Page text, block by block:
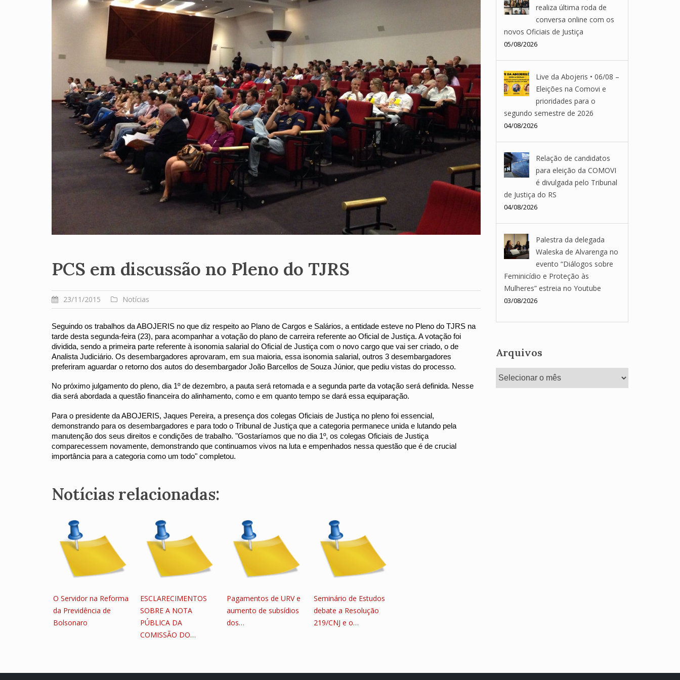
PCS em discussão no Pleno do TJRS
23/11/2015 Notícias
Seguindo os trabalhos da ABOJERIS no que diz respeito ao Plano de Cargos e Salários, a entidade esteve no Pleno do TJRS na
tarde desta segunda-feira (23), para acompanhar a votação do plano de carreira referente ao Oficial de Justiça. A votação foi
dividida, sendo a primeira parte referente à isonomia salarial do Oficial de Justiça com o novo cargo que vai ser criado, o de
Analista Judiciário. Os desembargadores aprovaram, em sua maioria, essa isonomia salarial, outros 3 desembargadores
preferiram aguardar o retorno dos autos do desembargador João Barcellos de Souza Júnior, que pediu vistas do processo.
No próximo julgamento do pleno, dia 1º de dezembro, a pauta será retomada e a segunda parte da votação será definida. Nesse
dia será abordada a questão financeira do alinhamento, como e em quanto tempo se dará essa equiparação.
Para o presidente da ABOJERIS, Jaques Pereira, a presença dos colegas Oficiais de Justiça no pleno foi essencial,
demonstrando para os desembargadores e para todo o Tribunal de Justiça que a categoria permanece unida e lutando pela
manutenção dos seus direitos e condições de trabalho. "Gostaríamos que no dia 1º, os colegas Oficiais de Justiça
comparecessem novamente, demonstrando que continuamos vivos na luta e empenhados nessa questão que é de crucial
importância para a categoria como um todo" completou.
Notícias relacionadas:
O Servidor na Reforma
da Previdência de
Bolsonaro
ESCLARECIMENTOS
SOBRE A NOTA
PÚBLICA DA
COMISSÃO DO…
Pagamentos de URV e
aumento de subsídios
dos…
Seminário de Estudos
debate a Resolução
219/CNJ e o…
realiza última roda de
conversa online com os
novos Oficiais de Justiça
05/08/2026
Live da Abojeris • 06/08 –
Eleições na Comovi e
prioridades para o
segundo semestre de 2026
04/08/2026
Relação de candidatos
para eleição da COMOVI
é divulgada pelo Tribunal
de Justiça do RS
04/08/2026
Palestra da delegada
Waleska de Alvarenga no
evento “Diálogos sobre
Feminicídio e Proteção às
Mulheres” estreia no Youtube
03/08/2026
Arquivos
Arquivos